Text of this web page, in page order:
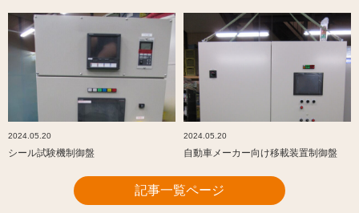
2024.05.20
シール試験機制御盤
2024.05.20
自動車メーカー向け移載装置制御盤
記事一覧ページ